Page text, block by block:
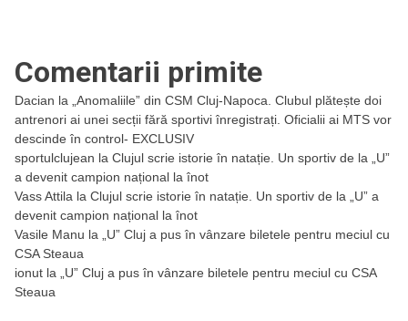
Comentarii primite
Dacian la
„Anomaliile” din CSM Cluj-Napoca. Clubul plătește doi
antrenori ai unei secții fără sportivi înregistrați. Oficialii ai MTS vor
descinde în control- EXCLUSIV
sportulclujean la Clujul scrie istorie în natație. Un sportiv de la „U”
a devenit campion național la înot
Vass Attila la Clujul scrie istorie în natație. Un sportiv de la „U” a
devenit campion național la înot
Vasile Manu la
„U” Cluj a pus în vânzare biletele pentru meciul cu
CSA Steaua
ionut la
„U” Cluj a pus în vânzare biletele pentru meciul cu CSA
Steaua